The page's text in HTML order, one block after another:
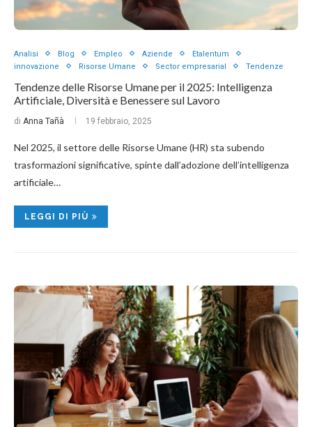
Analisi Blog Empleo Aziende
Etalentum
innovazione
Risorse Umane Sector empresarial Tendenze
Tendenze delle Risorse Umane per il 2025: Intelligenza
Artificiale, Diversità e Benessere sul Lavoro
di Anna Tañà 19 febbraio, 2025
Nel 2025, il settore delle Risorse Umane (HR) sta subendo
trasformazioni significative, spinte dall’adozione dell’intelligenza
artificiale…
LEGGI DI PIÙ